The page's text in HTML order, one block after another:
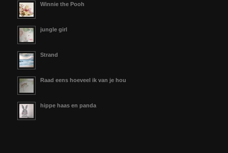
Winnie the Pooh
jungle girl
Strand
Raad eens hoeveel ik van je hou
hippe haas en panda